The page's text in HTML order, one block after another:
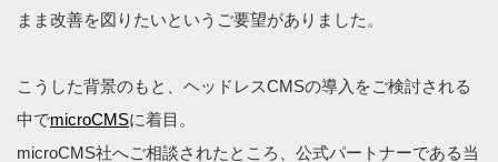
まま改善を図りたいというご要望がありました。
こうした背景のもと、ヘッドレスCMSの導入をご検討される
中でmicroCMSに着目。
microCMS社へご相談されたところ、公式パートナーである当